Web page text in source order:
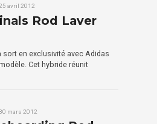
avril 2012
Rod Laver
en exclusivité avec Adidas
Cet hybride réunit
mars 2012